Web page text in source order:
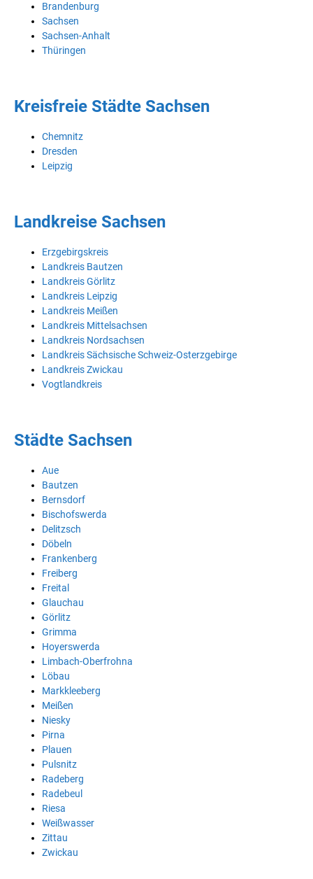
Brandenburg
Sachsen
Sachsen-Anhalt
Thüringen
Kreisfreie Städte Sachsen
Chemnitz
Dresden
Leipzig
Landkreise Sachsen
Erzgebirgskreis
Landkreis Bautzen
Landkreis Görlitz
Landkreis Leipzig
Landkreis Meißen
Landkreis Mittelsachsen
Landkreis Nordsachsen
Landkreis Sächsische Schweiz-Osterzgebirge
Landkreis Zwickau
Vogtlandkreis
Städte Sachsen
Aue
Bautzen
Bernsdorf
Bischofswerda
Delitzsch
Döbeln
Frankenberg
Freiberg
Freital
Glauchau
Görlitz
Grimma
Hoyerswerda
Limbach-Oberfrohna
Löbau
Markkleeberg
Meißen
Niesky
Pirna
Plauen
Pulsnitz
Radeberg
Radebeul
Riesa
Weißwasser
Zittau
Zwickau